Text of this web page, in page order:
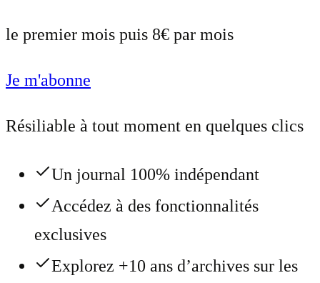
le premier mois puis 8€ par mois
Je m'abonne
Résiliable à tout moment en quelques clics
Un journal 100% indépendant
Accédez à des fonctionnalités
exclusives
Explorez +10 ans d’archives sur les